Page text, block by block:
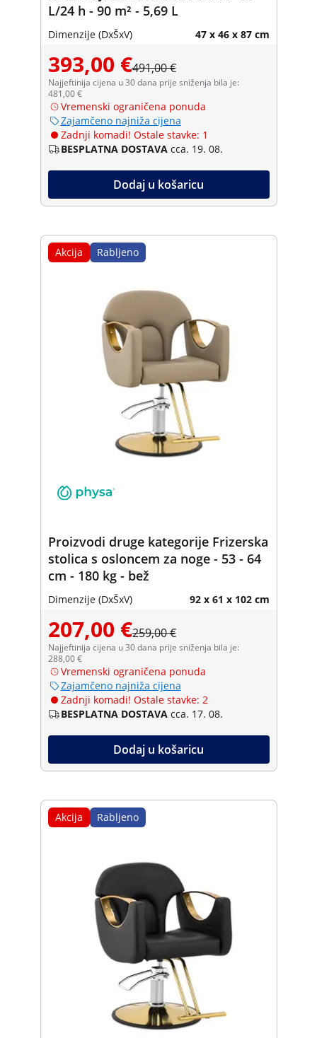
L/24 h - 90 m² - 5,69 L
Dimenzije (DxŠxV) 47 x 46 x 87 cm
393,00 €491,00 €
Najjeftinija cijena u 30 dana prije sniženja bila je:
481,00 €
Vremenski ograničena ponuda
Zajamčeno najniža cijena
Zadnji komadi! Ostale stavke: 1
BESPLATNA DOSTAVA cca. 19. 08.
Dodaj u košaricu
Akcija Rabljeno
Proizvodi druge kategorije Frizerska
stolica s osloncem za noge - 53 - 64
cm - 180 kg - bež
Dimenzije (DxŠxV) 92 x 61 x 102 cm
207,00 €259,00 €
Najjeftinija cijena u 30 dana prije sniženja bila je:
288,00 €
Vremenski ograničena ponuda
Zajamčeno najniža cijena
Zadnji komadi! Ostale stavke: 2
BESPLATNA DOSTAVA cca. 17. 08.
Dodaj u košaricu
Akcija Rabljeno